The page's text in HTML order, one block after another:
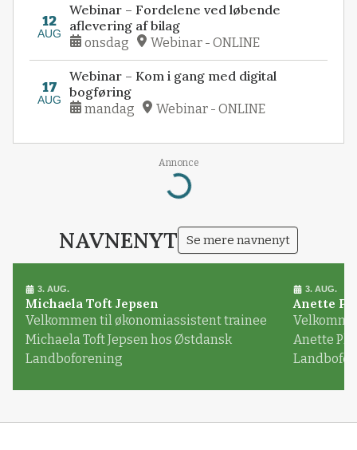
12
AUG
Webinar – Fordelene ved løbende
aflevering af bilag
onsdag Webinar - ONLINE
17
AUG
Webinar – Kom i gang med digital
bogføring
mandag Webinar - ONLINE
Annonce
Loading...
NAVNENYT Se mere navnenyt
3. AUG.
Michaela Toft Jepsen
Velkommen til økonomiassistent trainee
Michaela Toft Jepsen hos Østdansk
Landboforening
3. AUG.
Anette
Anette